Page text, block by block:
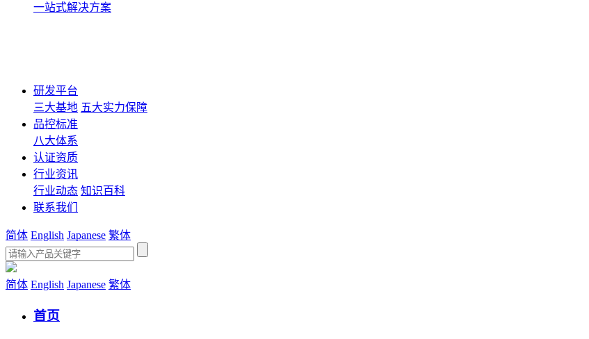
一站式解决方案
研发平台
三大基地 五大实力保障
品控标准
八大体系
认证资质
行业资讯
行业动态 知识百科
联系我们
简体 English Japanese 繁体
简体 English Japanese 繁体
首页